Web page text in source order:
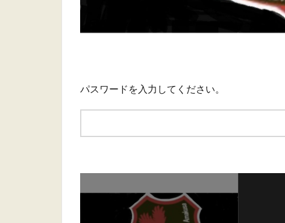
パスワードを入力してください。